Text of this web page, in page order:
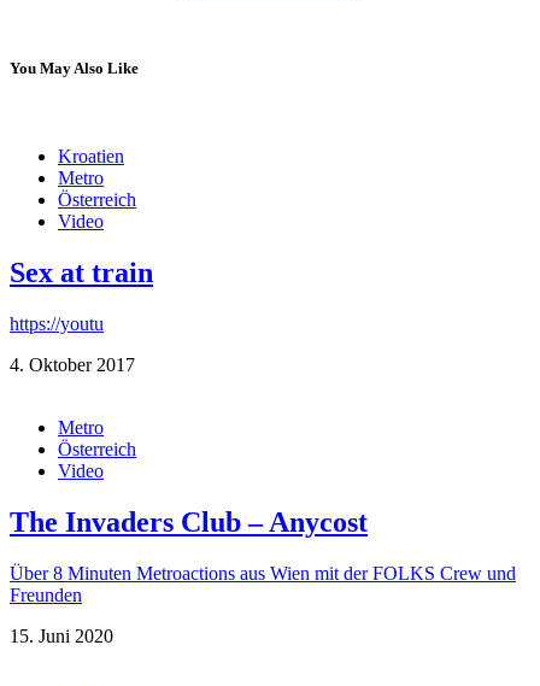
You May Also Like
Kroatien
Metro
Österreich
Video
Sex at train
https://youtu
4. Oktober 2017
Metro
Österreich
Video
The Invaders Club – Anycost
Über 8 Minuten Metroactions aus Wien mit der FOLKS Crew und
Freunden
15. Juni 2020